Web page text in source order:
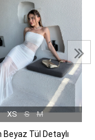
XS S M
Beyaz Tül Detaylı